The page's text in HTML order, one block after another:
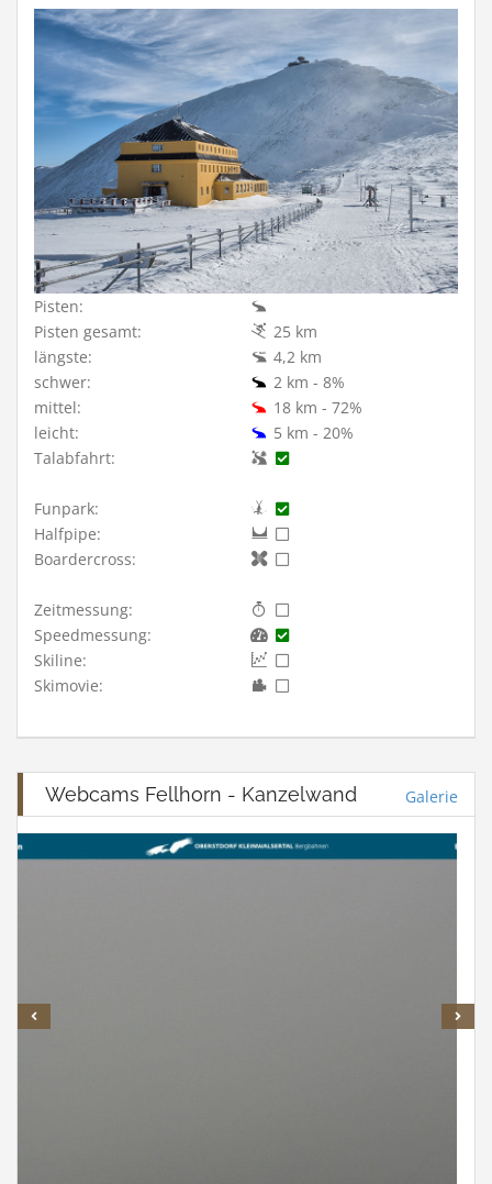
Pisten:
Pisten gesamt:
25 km
längste:
4,2 km
schwer:
2 km - 8%
mittel:
18 km - 72%
leicht:
5 km - 20%
Talabfahrt:
Funpark:
Halfpipe:
Boardercross:
Zeitmessung:
Speedmessung:
Skiline:
Skimovie:
Webcams Fellhorn - Kanzelwand Galerie